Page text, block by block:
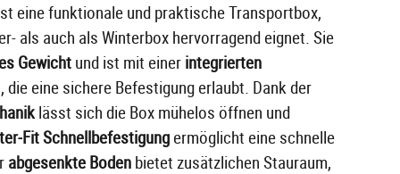
eine funktionale und praktische Transportbox,
als auch als Winterbox hervorragend eignet. Sie
Gewichtund ist mit einer integrierten
eine sichere Befestigung erlaubt. Dank der
lässt sich die Box mühelos öffnen und
Fit Schnellbefestigungermöglicht eine schnelle
abgesenkte Bodenbietet zusätzlichen Stauraum,